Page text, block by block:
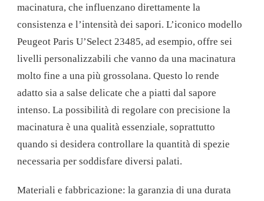
macinatura, che influenzano direttamente la
consistenza e l’intensità dei sapori. L’iconico modello
Peugeot Paris U’Select 23485, ad esempio, offre sei
livelli personalizzabili che vanno da una macinatura
molto fine a una più grossolana. Questo lo rende
adatto sia a salse delicate che a piatti dal sapore
intenso. La possibilità di regolare con precisione la
macinatura è una qualità essenziale, soprattutto
quando si desidera controllare la quantità di spezie
necessaria per soddisfare diversi palati.
Materiali e fabbricazione: la garanzia di una durata